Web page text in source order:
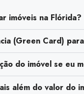
imóveis na Flórida?
(Green Card)
do imóvel se eu
além do valor do